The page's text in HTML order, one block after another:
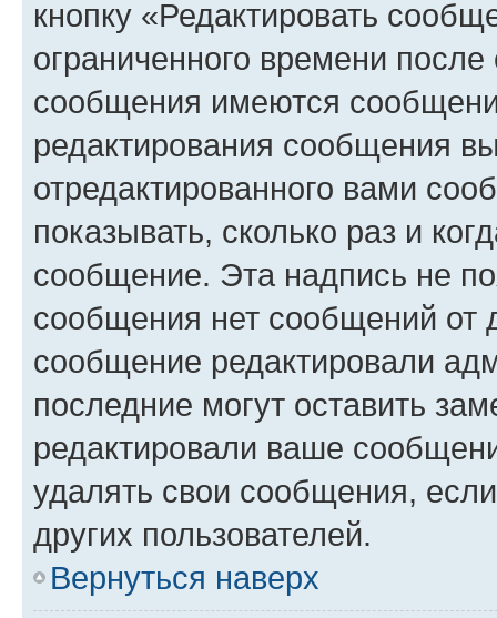
кнопку «Редактировать
ограниченного времени
сообщения имеются
редактирования сообщения
отредактированного вами
показывать, сколько раз и
сообщение. Эта надпись не
сообщения нет сообщений от
сообщение редактировали
последние могут оставить
редактировали ваше
удалять свои сообщения,
других пользователей.
Вернуться наверх